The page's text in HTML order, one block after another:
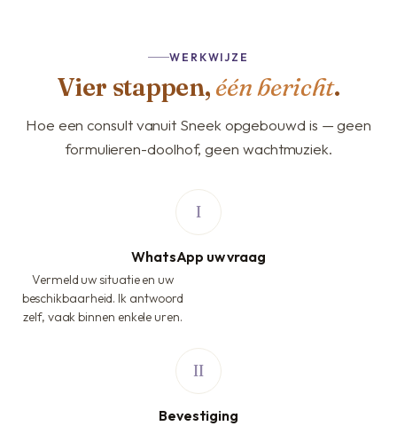
WERKWIJZE
Vier stappen, één bericht.
Hoe een consult vanuit Sneek opgebouwd is — geen
formulieren-doolhof, geen wachtmuziek.
WhatsApp uw vraag
Vermeld uw situatie en uw
beschikbaarheid. Ik antwoord
zelf, vaak binnen enkele uren.
Bevestiging